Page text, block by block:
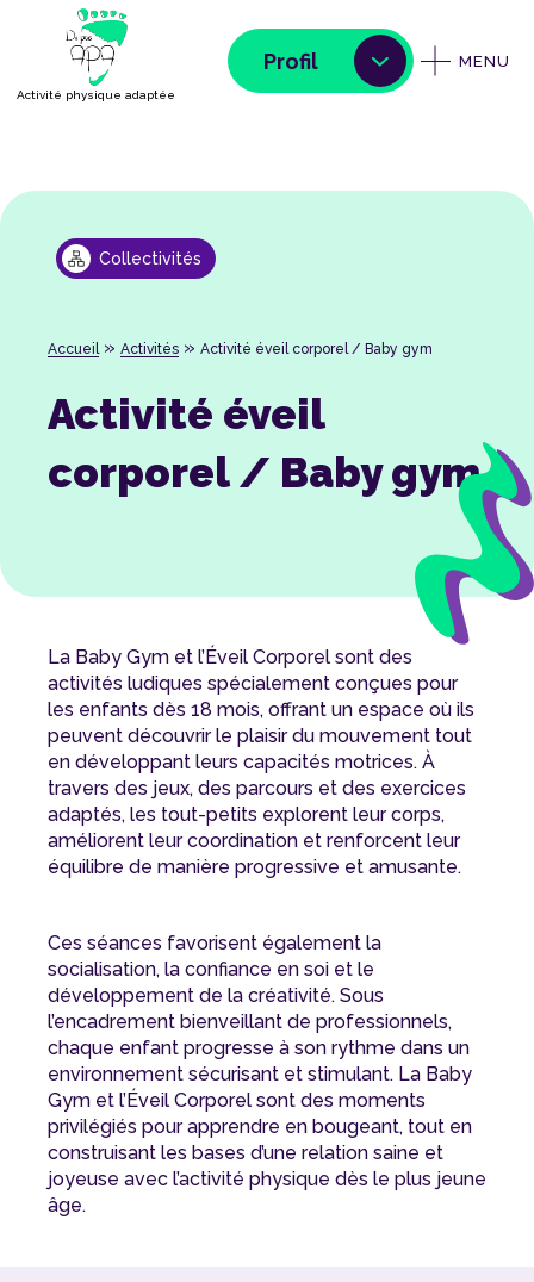
Activité physique adaptée
Profil MENU
Collectivités
Accueil» Activités » Activité éveil corporel / Baby gym
Activité éveil
corporel / Baby gym
La Baby Gym et l’Éveil Corporel sont des
activités ludiques spécialement conçues pour
les enfants dès 18 mois, offrant un espace où ils
peuvent découvrir le plaisir du mouvement tout
en développant leurs capacités motrices. À
travers des jeux, des parcours et des exercices
adaptés, les tout-petits explorent leur corps,
améliorent leur coordination et renforcent leur
équilibre de manière progressive et amusante.
Ces séances favorisent également la
socialisation, la confiance en soi et le
développement de la créativité. Sous
l’encadrement bienveillant de professionnels,
chaque enfant progresse à son rythme dans un
environnement sécurisant et stimulant. La Baby
Gym et l’Éveil Corporel sont des moments
privilégiés pour apprendre en bougeant, tout en
construisant les bases d’une relation saine et
joyeuse avec l’activité physique dès le plus jeune
âge.